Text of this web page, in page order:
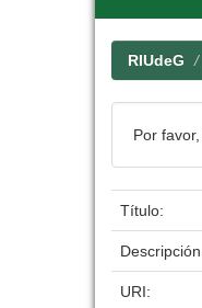
RIUdeG
Por
Título:
URI: